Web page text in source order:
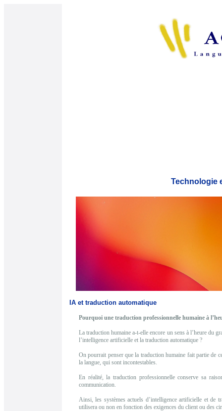
Technologie
IA et traduction automatique
Pourquoi une traduction professionnelle humaine à
La traduction humaine a-t-elle encore un sens à l’heure du
l’intelligence artificielle et la traduction automatique ?
On pourrait penser que la traduction humaine fait partie de
la langue, qui sont incontestables.
En réalité, la traduction professionnelle conserve sa
communication.
Ainsi, les systèmes actuels d’intelligence artificielle et de
utilisera ou non en fonction des exigences du client ou des